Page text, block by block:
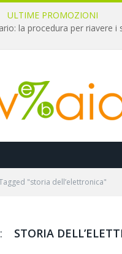
ULTIME PROMOZIONI
"storia dell’elettronica"
STORIA